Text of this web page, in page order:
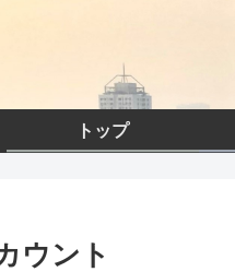
トップ
ウント